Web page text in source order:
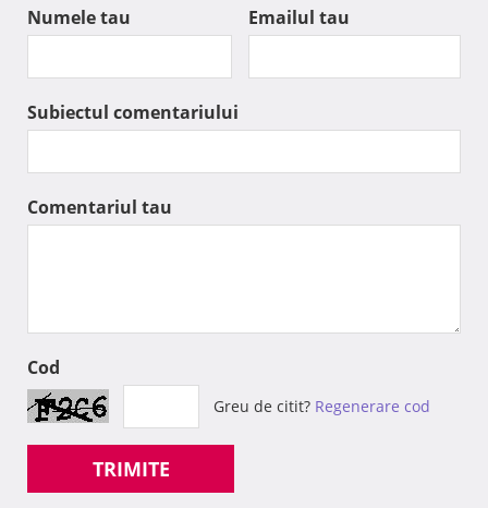
Numele tau Emailul tau
Subiectul comentariului
Comentariul tau
Cod
Greu de citit? Regenerare cod
TRIMITE